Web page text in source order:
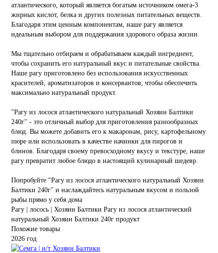
атлантического, который является богатым источником омега-3
жирных кислот, белка и других полезных питательных веществ.
Благодаря этим ценным компонентам, наше рагу является
идеальным выбором для поддержания здорового образа жизни.
Мы тщательно отбираем и обрабатываем каждый ингредиент,
чтобы сохранить его натуральный вкус и питательные свойства.
Наше рагу приготовлено без использования искусственных
красителей, ароматизаторов и консервантов, чтобы обеспечить
максимально натуральный продукт.
"Рагу из лосося атлантического натуральный Хозяин Балтики
240г" - это отличный выбор для приготовления разнообразных
блюд. Вы можете добавить его к макаронам, рису, картофельному
пюре или использовать в качестве начинки для пирогов и
блинов. Благодаря своему превосходному вкусу и текстуре, наше
рагу превратит любое блюдо в настоящий кулинарный шедевр.
Попробуйте "Рагу из лосося атлантического натуральный Хозяин
Балтики 240г" и наслаждайтесь натуральным вкусом и пользой
рыбы прямо у себя дома
Рагу | лосось | Хозяин Балтики Рагу из лосося атлантический
натуральный Хозяин Балтики 240г продукт
Похожие товары
2026 год